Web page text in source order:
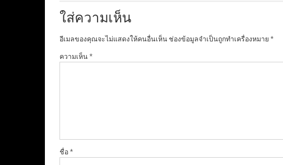
ใส่ความเห็น
อีเมลของคุณจะไม่แสดงให้คนอื่นเห็น ช่องข้อมูลจำเป็นถูกทำเครื่องหมาย *
ความเห็น*
ชื่อ*